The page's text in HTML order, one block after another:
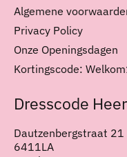
Algemene
Privacy Policy
Onze Openingsdagen
Kortingscode:
Dresscode
Dautzenbergstraat 21
6411LA